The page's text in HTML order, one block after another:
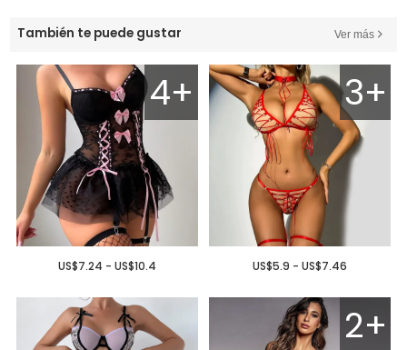
También te puede gustar Ver más
4+
US$7.24 - US$10.4
3+
US$5.9 - US$7.46
2+